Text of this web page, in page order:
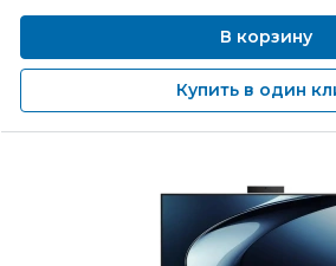
В корзину
Купить в один